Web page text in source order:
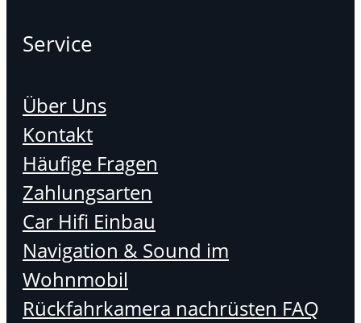
Service
Über Uns
Kontakt
Häufige Fragen
Zahlungsarten
Car Hifi Einbau
Navigation & Sound im
Wohnmobil
Rückfahrkamera nachrüsten FAQ